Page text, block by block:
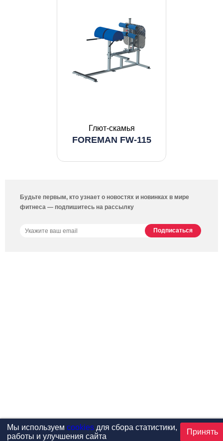
Глют-скамья
FOREMAN FW-115
Будьте первым, кто узнает о новостях и новинках в мире
фитнеса — подпишитесь на рассылку
Мы используем cookiesдля сбора статистики,
работы и улучшения сайта
Принять